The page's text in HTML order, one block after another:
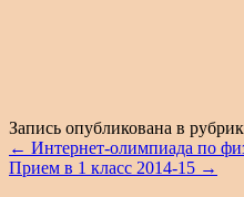
Запись опубликована в
← Интернет-олимпиада по
Прием в 1 класс 2014-15 →